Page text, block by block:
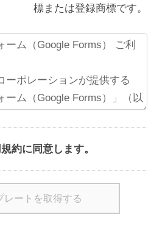
標または登録商標です。
約に同意します。